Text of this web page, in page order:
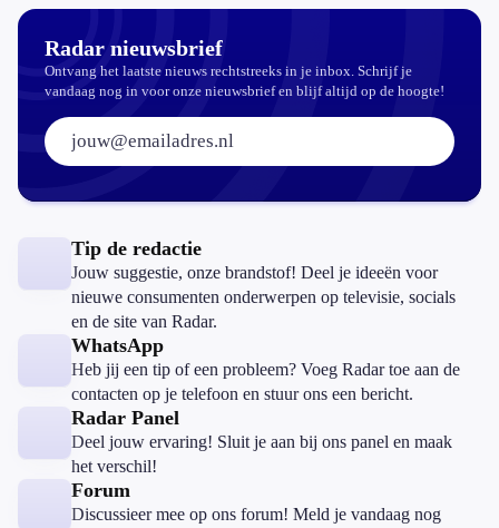
Radar nieuwsbrief
Ontvang het laatste nieuws rechtstreeks in je inbox. Schrijf je
vandaag nog in voor onze nieuwsbrief en blijf altijd op de hoogte!
E-mailadres:
Tip de redactie
Jouw suggestie, onze brandstof! Deel je ideeën voor
nieuwe consumenten onderwerpen op televisie, socials
en de site van Radar.
WhatsApp
Heb jij een tip of een probleem? Voeg Radar toe aan de
contacten op je telefoon en stuur ons een bericht.
Radar Panel
Deel jouw ervaring! Sluit je aan bij ons panel en maak
het verschil!
Forum
Discussieer mee op ons forum! Meld je vandaag nog